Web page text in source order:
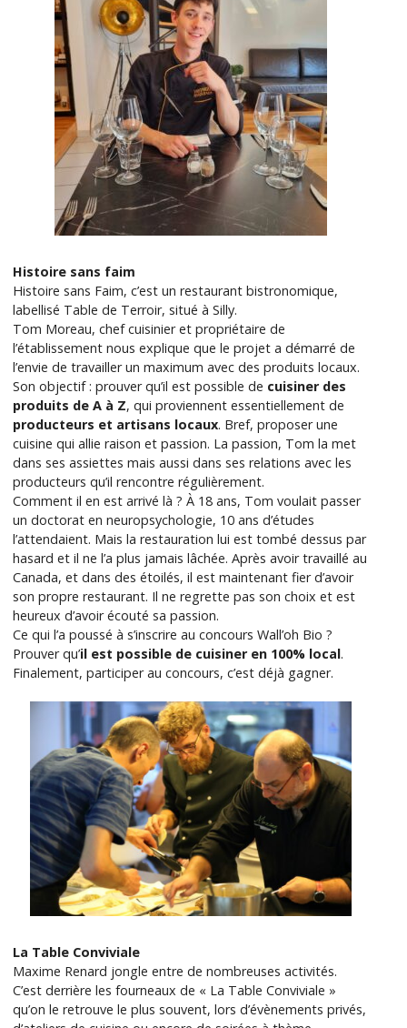
Histoire sans faim
Histoire sans Faim, c’est un restaurant bistronomique,
labellisé Table de Terroir, situé à Silly.
Tom Moreau, chef cuisinier et propriétaire de
l’établissement nous explique que le projet a démarré de
l’envie de travailler un maximum avec des produits locaux.
Son objectif : prouver qu’il est possible de cuisiner des
produits de A à Z, qui proviennent essentiellement de
producteurs et artisans locaux. Bref, proposer une
cuisine qui allie raison et passion. La passion, Tom la met
dans ses assiettes mais aussi dans ses relations avec les
producteurs qu’il rencontre régulièrement.
Comment il en est arrivé là ? À 18 ans, Tom voulait passer
un doctorat en neuropsychologie, 10 ans d’études
l’attendaient. Mais la restauration lui est tombé dessus par
hasard et il ne l’a plus jamais lâchée. Après avoir travaillé au
Canada, et dans des étoilés, il est maintenant fier d’avoir
son propre restaurant. Il ne regrette pas son choix et est
heureux d’avoir écouté sa passion.
Ce qui l’a poussé à s’inscrire au concours Wall’oh Bio ?
Prouver qu’il est possible de cuisiner en 100% local.
Finalement, participer au concours, c’est déjà gagner.
La Table Conviviale
Maxime Renard jongle entre de nombreuses activités.
C’est derrière les fourneaux de « La Table Conviviale »
qu’on le retrouve le plus souvent, lors d’évènements privés,